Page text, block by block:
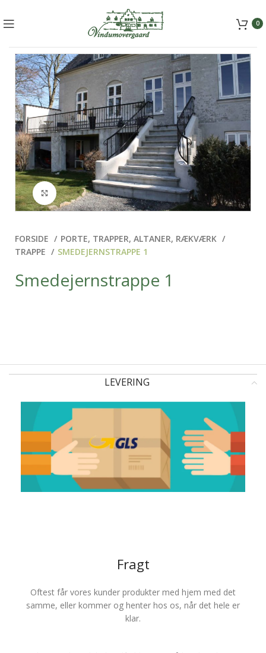
0
Klik for at forstørre
FORSIDE
PORTE, TRAPPER, ALTANER, RÆKVÆRK
TRAPPE
SMEDEJERNSTRAPPE 1
Smedejernstrappe 1
LEVERING
Fragt
Oftest får vores kunder produkter med hjem med det
samme, eller kommer og henter hos os, når det hele er
klar.
mail@vindumovergaard.dk